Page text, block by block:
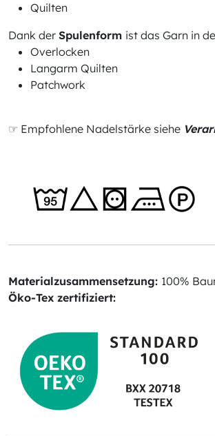
Quilten
Dank der Spulenform ist das Garn in
Overlocken
Langarm Quilten
Patchwork
☞ Empfohlene Nadelstärke siehe
Materialzusammensetzung: 100%
Öko-Tex zertifiziert: